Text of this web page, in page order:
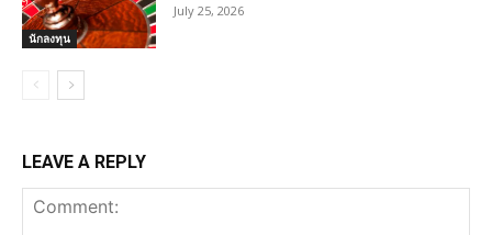
นักลงทุน
July 25, 2026
LEAVE A REPLY